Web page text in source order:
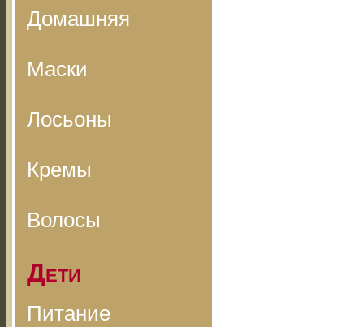
Домашняя
Маски
Лосьоны
Кремы
Волосы
Дети
Питание